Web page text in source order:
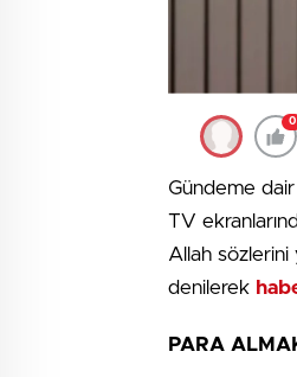
0
Gündeme dair
TV
Allah sözlerini
denilerek
PARA